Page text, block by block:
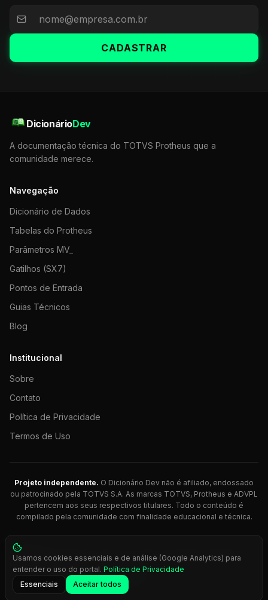
CADASTRAR
DicionárioDev
A documentação técnica do TOTVS Protheus que a
comunidade merece.
Navegação
Dicionário de Dados
Tabelas do Protheus
Parâmetros MV_
Gatilhos (SX7)
Pontos de Entrada
Guias Técnicos
Blog
Institucional
Sobre
Contato
Política de Privacidade
Termos de Uso
Projeto independente. O Dicionário Dev não é afiliado, endossado
ou patrocinado pela TOTVS S.A. As marcas TOTVS, Protheus e ADVPL
pertencem aos seus respectivos titulares. Todo o conteúdo é
compilado pela comunidade com finalidade educacional e técnica.
© 2026 Dicionário Dev. Feito com 💚 para desenvolvedores
Protheus.
Press Ctrl+K
Usamos cookies essenciais e de análise (Google Analytics) para
entender o uso do portal. Política de Privacidade
Essenciais
Aceitar todos